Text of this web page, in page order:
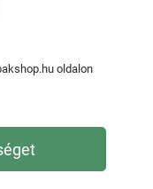
oldalon